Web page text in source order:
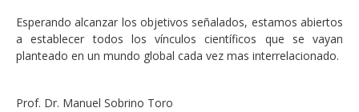
Esperando alcanzar los objetivos señalados, estamos abiertos
a establecer todos los vínculos científicos que se vayan
planteado en un mundo global cada vez mas interrelacionado.
Prof. Dr. Manuel Sobrino Toro